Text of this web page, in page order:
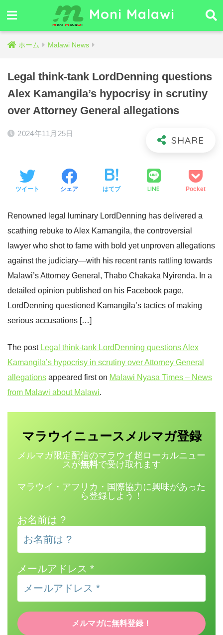
Moni Malawi
ホーム Malawi News
Legal think-tank LordDenning questions
Alex Kamangila’s hypocrisy in scrutiny
over Attorney General allegations
2024年11月25日
ツイート シェア はてブ LINE Pocket
Renowned legal luminary LordDenning has delivered a
scathing rebuke to Alex Kamangila, the controversial
lawyer who shot to fame with bold yet unproven allegations
against the judiciary—with his recent rants rattling towards
Malawi’s Attorney General, Thabo Chakaka Nyirenda. In a
detailed opinion published on his Facebook page,
LordDenning questioned Kamangila’s tactics of making
serious accusations […]
The post Legal think-tank LordDenning questions Alex
Kamangila’s hypocrisy in scrutiny over Attorney General
allegations appeared first on Malawi Nyasa Times – News
from Malawi about Malawi.
マラウイニュース メルマガ登録
メルマガ限定配信のマラウイ超ローカルニュー
スが無料で受け取れます
マラウイ・アフリカ・国際協力に興味があった
ら登録しよう！
お名前は ?
メールアドレス *